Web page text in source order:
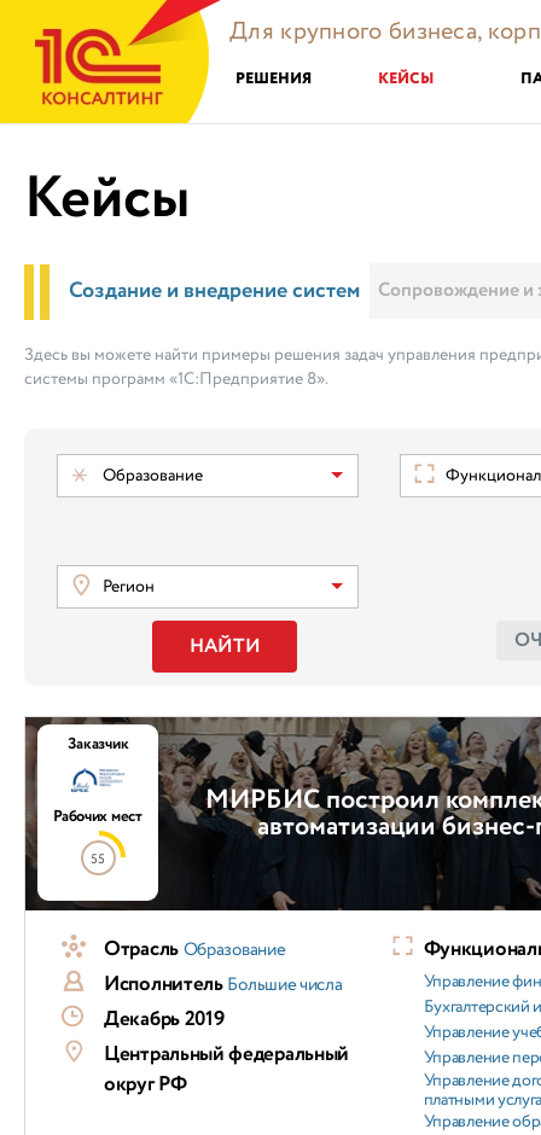
Для крупного бизнеса,
РЕШЕНИЯ КЕЙСЫ
Кейсы
Создание и внедрение систем Сопровождение и
Здесь вы можете найти примеры решения задач управления
системы программ «1С:Предприятие 8».
Образование
Регион
НАЙТИ
МИРБИС построил
автоматизации
Заказчик
Рабочих мест
55
ОтрасльОбразование
ИсполнительБольшие числа
Декабрь 2019
Центральный федеральный
округ РФ
Управление
Бухгалтерский
Управление
Управление
Управление
платными
Управление